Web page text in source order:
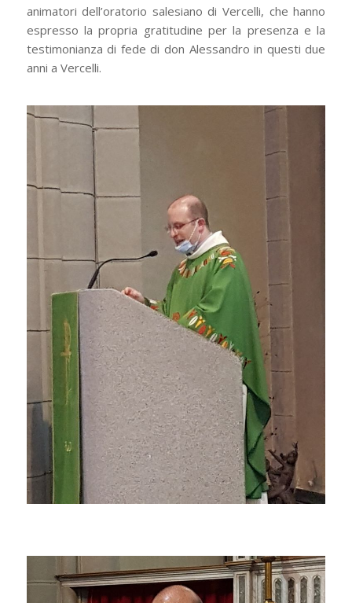
animatori dell’oratorio salesiano di Vercelli, che hanno
espresso la propria gratitudine per la presenza e la
testimonianza di fede di don Alessandro in questi due
anni a Vercelli.